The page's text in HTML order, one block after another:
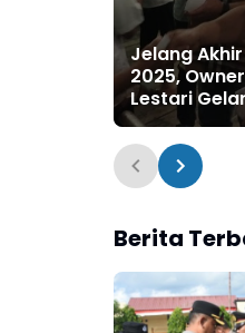
Jelang
2025, Owner PT. Harum
Lestari
Bersama
Santri
Berita